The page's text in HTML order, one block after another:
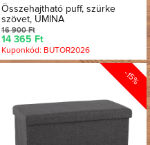
Összehajtható puff, szürke
szövet, UMINA
16 900 Ft
14 365 Ft
Kuponkód: BUTOR2026
-15%